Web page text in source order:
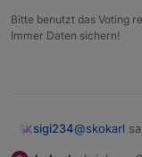
Bitte benutzt das Voting
Immer Daten sichern!
sigi234@skokarl